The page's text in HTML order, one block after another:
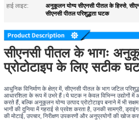
हाई लाइट:
अनुकूलन योग्य सीएनसी पीतल के हिस्से,
सीएनसी पीतल परिशुद्धता घटक
सीएनसी पीतल के भागः
प्रोटोटाइप के लिए सटीक
आधुनिक विनिर्माण के क्षेत्र में, सीएनसी पीतल के भाग जटिल
आधारशिला के रूप में उभरे हैं।ये घटक न केवल विभिन्न उद्योगों में
करते हैं, बल्कि अनुकूलन योग्य उत्पाद प्रोटोटाइप बनाने में भी
भागों की दुनिया में गहराई से प्रवेश करता है, उनकी सामग्री,
की मोटाई, उपचार, निरीक्षण उपकरणों और अनुप्रयोगों की खोज